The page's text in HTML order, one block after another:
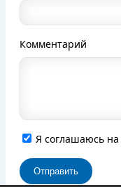
Комментарий
Я соглашаюсь